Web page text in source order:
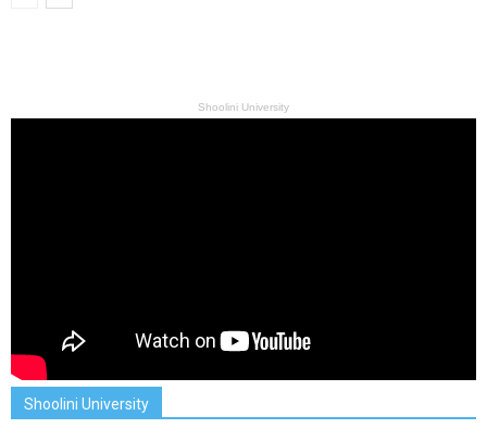
Shoolini University
Shoolini University